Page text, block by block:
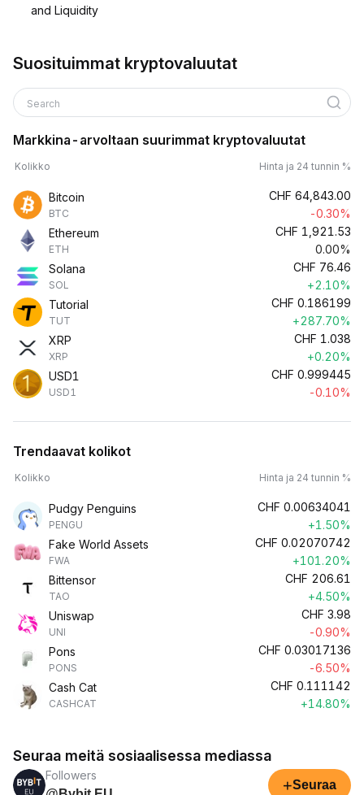
and Liquidity
Suosituimmat kryptovaluutat
Search
Markkina-arvoltaan suurimmat kryptovaluutat
Kolikko Hinta ja 24 tunnin %
Bitcoin
BTC
CHF 64,843.00
-0.30%
Ethereum
ETH
CHF 1,921.53
0.00%
Solana
SOL
CHF 76.46
+2.10%
Tutorial
TUT
CHF 0.186199
+287.70%
XRP
XRP
CHF 1.038
+0.20%
USD1
USD1
CHF 0.999445
-0.10%
Trendaavat kolikot
Kolikko Hinta ja 24 tunnin %
Pudgy Penguins
PENGU
CHF 0.00634041
+1.50%
Fake World Assets
FWA
CHF 0.02070742
+101.20%
Bittensor
TAO
CHF 206.61
+4.50%
Uniswap
UNI
CHF 3.98
-0.90%
Pons
PONS
CHF 0.03017136
-6.50%
Cash Cat
CASHCAT
CHF 0.111142
+14.80%
Seuraa meitä sosiaalisessa mediassa
Followers
+Seuraa